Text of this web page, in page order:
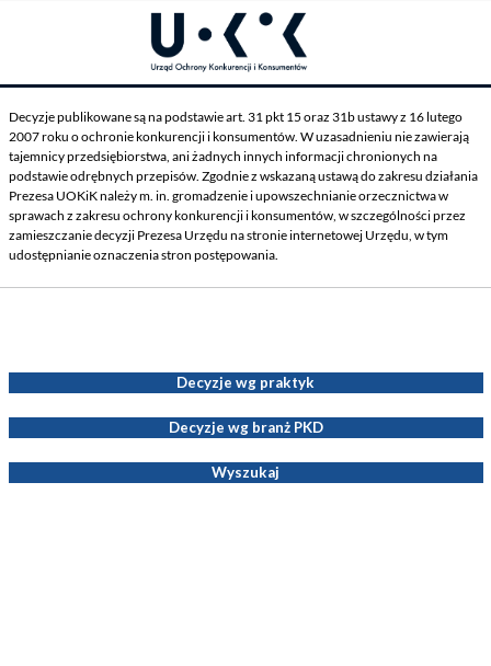
Decyzje publikowane są na podstawie art. 31 pkt 15 oraz 31b ustawy z 16 lutego
2007 roku o ochronie konkurencji i konsumentów. W uzasadnieniu nie zawierają
tajemnicy przedsiębiorstwa, ani żadnych innych informacji chronionych na
podstawie odrębnych przepisów. Zgodnie z wskazaną ustawą do zakresu działania
Prezesa UOKiK należy m. in. gromadzenie i upowszechnianie orzecznictwa w
sprawach z zakresu ochrony konkurencji i konsumentów, w szczególności przez
zamieszczanie decyzji Prezesa Urzędu na stronie internetowej Urzędu, w tym
udostępnianie oznaczenia stron postępowania.
Decyzje wg praktyk
Decyzje wg branż PKD
Wyszukaj